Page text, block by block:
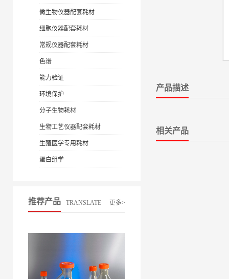
微生物仪器配套耗材
细胞仪器配套耗材
常规仪器配套耗材
色谱
能力验证
环境保护
分子生物耗材
生物工艺仪器配套耗材
生殖医学专用耗材
蛋白组学
推荐产品 TRANSLATE 更多>
产品描述
相关产品